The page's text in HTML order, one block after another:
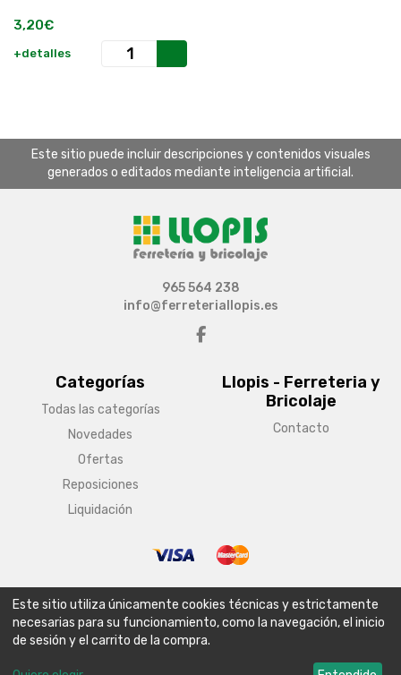
3,20€
+detalles
Este sitio puede incluir descripciones y contenidos visuales
generados o editados mediante inteligencia artificial.
Categorías
Todas las categorías
Novedades
Ofertas
Reposiciones
Liquidación
Llopis - Ferreteria y
Bricolaje
Contacto
965 564 238
info@ferreteriallopis.es
Aviso legal Condiciones generales de venta
Política de envío
Política de privacidad
Política de cookies
Este sitio utiliza únicamente cookies técnicas y estrictamente
necesarias para su funcionamiento, como la navegación, el inicio
de sesión y el carrito de la compra.